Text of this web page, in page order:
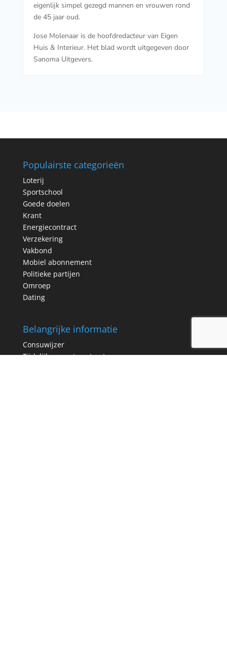
eigenlijk simpel gezegd mannen en vrouwen rond
de 45 jaar oud.
Jose Molenaar is de hoofdredacteur van Eigen
Huis & Interieur. Het blad wordt uitgegeven door
Sanoma Uitgevers.
Populairste categorieën
Loterij
Sportschool
Goede doelen
Krant
Energiecontract
Verzekering
Vakbond
Mobiel abonnement
Politieke partijen
Omroep
Dating
Belangrijke informatie
Consuwijzer
Tijdelijk en vast contract